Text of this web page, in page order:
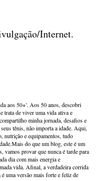
Internet.
aos 50+'. Aos 50 anos, descobri
trata de viver uma vida ativa e
minha jornada, desafios e
tênis, não importa a idade. Aqui,
nutrição e equipamentos, tudo
do que um blog, este é um
vamos provar que nunca é tarde para
dia com mais energia e
vida. Afinal, a verdadeira corrida
uma versão mais forte e feliz de